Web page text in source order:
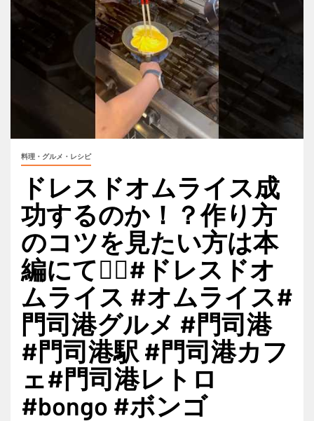
料理・グルメ・レシピ
ドレスドオムライス成
功するのか！？作り方
のコツを見たい方は本
編にて🙇‍♀️#ドレスドオ
ムライス #オムライス#
門司港グルメ #門司港
#門司港駅 #門司港カフ
ェ#門司港レトロ
#bongo #ボンゴ